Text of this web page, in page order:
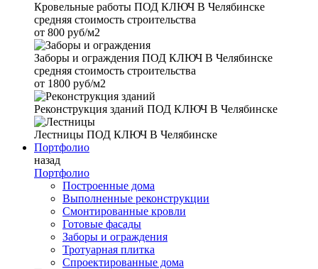
Кровельные работы ПОД КЛЮЧ В Челябинске
средняя стоимость строительства
от 800 руб/м2
Заборы и ограждения ПОД КЛЮЧ В Челябинске
средняя стоимость строительства
от 1800 руб/м2
Реконструкция зданий ПОД КЛЮЧ В Челябинске
Лестницы ПОД КЛЮЧ В Челябинске
Портфолио
назад
Портфолио
Построенные дома
Выполненные реконструкции
Смонтированные кровли
Готовые фасады
Заборы и ограждения
Тротуарная плитка
Спроектированные дома